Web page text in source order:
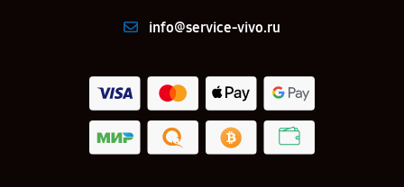
info@service-vivo.ru